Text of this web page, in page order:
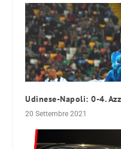
Udinese-Napoli: 0-4.
20 Settembre 2021